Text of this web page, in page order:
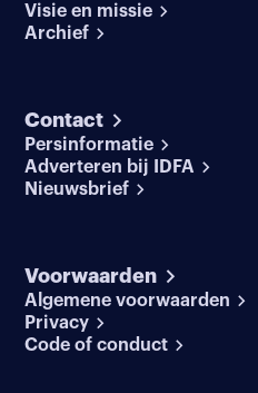
Visie en missie
Archief
Contact
Persinformatie
Adverteren bij IDFA
Nieuwsbrief
Voorwaarden
Algemene voorwaarden
Privacy
Code of conduct